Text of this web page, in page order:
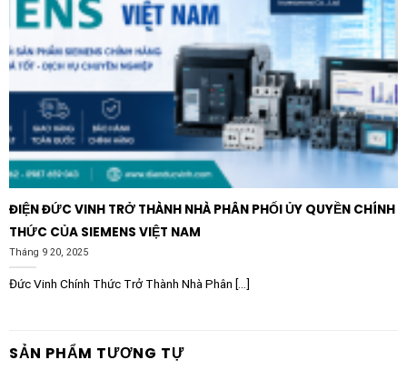
ĐIỆN ĐỨC VINH TRỞ THÀNH NHÀ PHÂN PHỐI ỦY QUYỀN CHÍNH
THỨC CỦA SIEMENS VIỆT NAM
Tháng 9 20, 2025
Đức Vinh Chính Thức Trở Thành Nhà Phân [...]
SẢN PHẨM TƯƠNG TỰ